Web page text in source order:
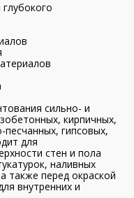
глубокого
сильно- и
кирпичных,
гипсовых,
для
стен и пола
наливных
также перед окраской
внутренних и